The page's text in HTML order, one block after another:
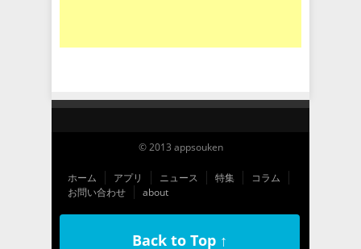
© 2013 appsouken
ホーム アプリ ニュース 特集
コラム
お問い合わせ
about
Back to Top ↑